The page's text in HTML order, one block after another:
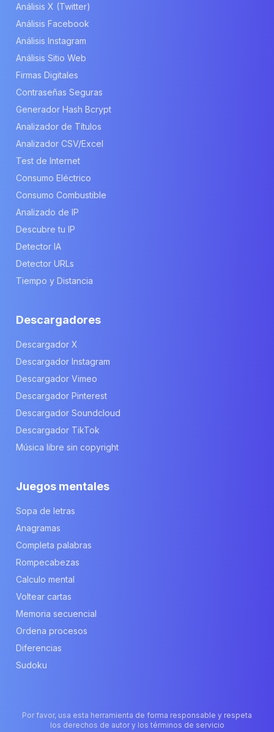
Análisis X (Twitter)
Análisis Facebook
Análisis Instagram
Análisis Sitio Web
Firmas Digitales
Contraseñas Seguras
Generador Hash Bcrypt
Analizador de Títulos
Analizador CSV/Excel
Test de Internet
Consumo Eléctrico
Consumo Combustible
Analizado de IP
Descubre tu IP
Detector IA
Detector URLs
Tiempo y Distancia
Descargadores
Descargador X
Descargador Instagram
Descargador Vimeo
Descargador Pinterest
Descargador Soundcloud
Descargador TikTok
Música libre sin copyright
Juegos mentales
Sopa de letras
Anagramas
Completa palabras
Rompecabezas
Calculo mental
Voltear cartas
Memoria secuencial
Ordena procesos
Diferencias
Sudoku
Por favor, usa esta herramienta de forma responsable y respeta
los derechos de autor y los términos de servicio